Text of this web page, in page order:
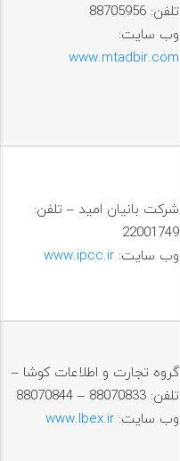
تلفن: 88705956
وب سایت:
www.mtadbir.com
شرکت بانیان امید – تلفن:
22001749
وب سایت: www.ipcc.ir
گروه تجارت و اطلاعات کوشا –
تلفن: 88070833 – 88070844
وب سایت: www.Ibex.ir